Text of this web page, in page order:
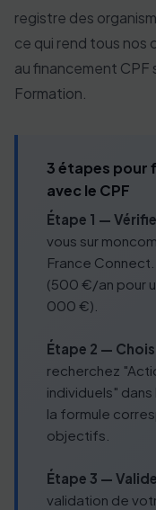
registre des
ce qui rend tous nos
au financement CPF
Formation.
3 étapes pour
avec le CPF
Étape 1 —
vous sur
France
(500 €/an pour
000 €).
Étape 2 —
recherchez
individuels"
la formule
objectifs.
Étape 3 —
validation de